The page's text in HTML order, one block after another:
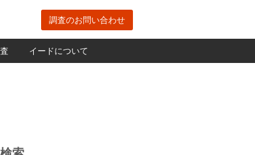
調査のお問い合わせ
イードについて